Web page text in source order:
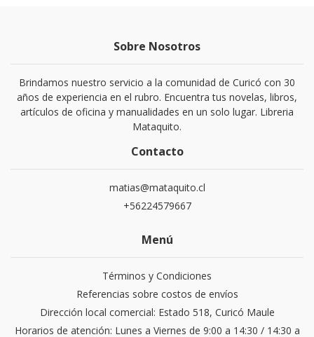
Sobre Nosotros
Brindamos nuestro servicio a la comunidad de Curicó con 30
años de experiencia en el rubro. Encuentra tus novelas, libros,
artículos de oficina y manualidades en un solo lugar. Libreria
Mataquito.
Contacto
matias@mataquito.cl
+56224579667
Menú
Términos y Condiciones
Referencias sobre costos de envíos
Dirección local comercial: Estado 518, Curicó Maule
Horarios de atención: Lunes a Viernes de 9:00 a 14:30 / 14:30 a